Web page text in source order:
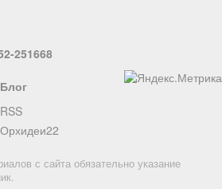
251668
Блог
RSS
Орхидеи22
с сайта обязательно указание